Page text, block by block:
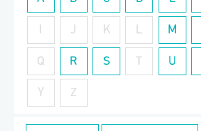
J K L M
Q R S T U
Y Z